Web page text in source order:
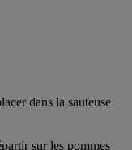
dans la sauteuse
sur les pommes